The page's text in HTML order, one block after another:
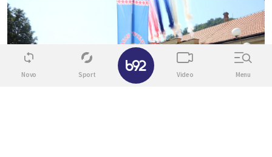
Novo Sport Video Menu
✕